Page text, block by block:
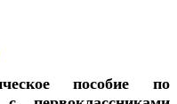
пособие по